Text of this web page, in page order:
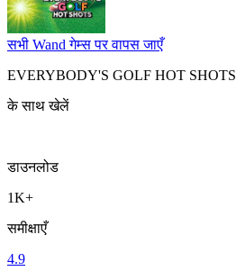
सभी Wand गेम्स पर वापस जाएँ
EVERYBODY'S GOLF HOT SHOTS
के साथ खेलें
डाउनलोड
1K+
समीक्षाएँ
4.9